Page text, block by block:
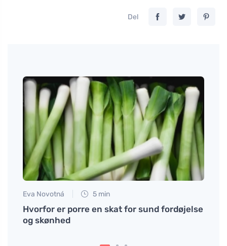
Del
Eva Novotná 5 min
Hvorfor er porre en skat for sund fordøjelse
og skønhed